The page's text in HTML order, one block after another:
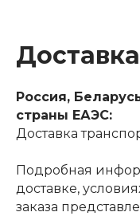
Россия,
страны ЕАЭС:
Доставка
Подробная
доставке,
заказа